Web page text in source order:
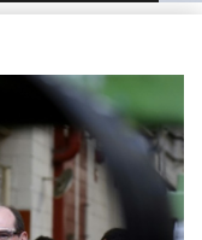
deux morts près de
de la simulation d'une